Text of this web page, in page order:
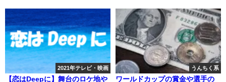
2021年テレビ・映画
【恋はDeepに】舞台のロケ地や
うんちく系
ワールドカップの賞金や選手の